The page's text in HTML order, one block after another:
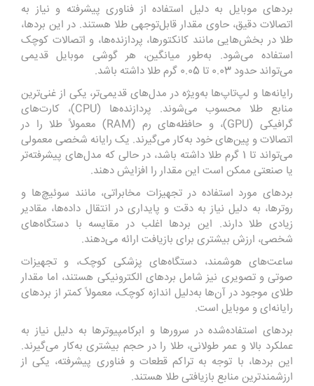
بردهای موبایل به دلیل استفاده از فناوری پیشرفته و نیاز به
اتصالات دقیق، حاوی مقدار قابل‌توجهی طلا هستند. در این بردها،
طلا در بخش‌هایی مانند کانکتورها، پردازنده‌ها، و اتصالات کوچک
استفاده می‌شود. به‌طور میانگین، هر گوشی موبایل قدیمی
می‌تواند حدود 0.03 تا 0.05 گرم طلا داشته باشد.
رایانه‌ها و لپ‌تاپ‌ها به‌ویژه در مدل‌های قدیمی‌تر، یکی از غنی‌ترین
منابع طلا محسوب می‌شوند. پردازنده‌ها (CPU)، کارت‌های
گرافیکی (GPU)، و حافظه‌های رم (RAM) معمولاً طلا را در
اتصالات و پین‌های خود به‌کار می‌گیرند. یک رایانه شخصی معمولی
می‌تواند تا 1 گرم طلا داشته باشد، در حالی که مدل‌های پیشرفته‌تر
یا صنعتی ممکن است این مقدار را افزایش دهند.
بردهای مورد استفاده در تجهیزات مخابراتی، مانند سوئیچ‌ها و
روترها، به دلیل نیاز به دقت و پایداری در انتقال داده‌ها، مقادیر
زیادی طلا دارند. این بردها اغلب در مقایسه با دستگاه‌های
شخصی، ارزش بیشتری برای بازیافت ارائه می‌دهند.
ساعت‌های هوشمند، دستگاه‌های پزشکی کوچک، و تجهیزات
صوتی و تصویری نیز شامل بردهای الکترونیکی هستند، اما مقدار
طلای موجود در آن‌ها به‌دلیل اندازه کوچک، معمولاً کمتر از بردهای
رایانه‌ای و موبایل است.
بردهای استفاده‌شده در سرورها و ابرکامپیوترها به دلیل نیاز به
عملکرد بالا و عمر طولانی، طلا را در حجم بیشتری به‌کار می‌گیرند.
این بردها، با توجه به تراکم قطعات و فناوری پیشرفته، یکی از
ارزشمندترین منابع بازیافتی طلا هستند.